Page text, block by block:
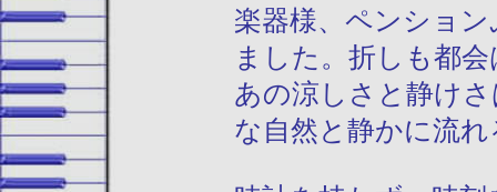
楽器様、ペンショ
ました。折しも都
あの涼しさと静け
な自然と静かに流